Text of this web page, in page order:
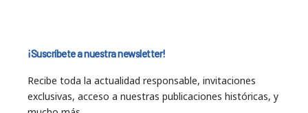
¡Suscríbete a nuestra newsletter!
Recibe toda la actualidad responsable, invitaciones
exclusivas, acceso a nuestras publicaciones históricas, y